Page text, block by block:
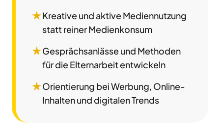
★Kreative und aktive Mediennutzung
statt reiner Medienkonsum
★Gesprächsanlässe und Methoden
für die Elternarbeit entwickeln
★Orientierung bei Werbung, Online-
Inhalten und digitalen Trends